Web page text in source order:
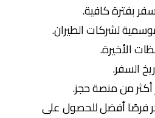
بفترة كافية.
لشركات الطيران.
الأخيرة.
السفر.
أكثر من منصة حجز.
فرصًا أفضل للحصول على